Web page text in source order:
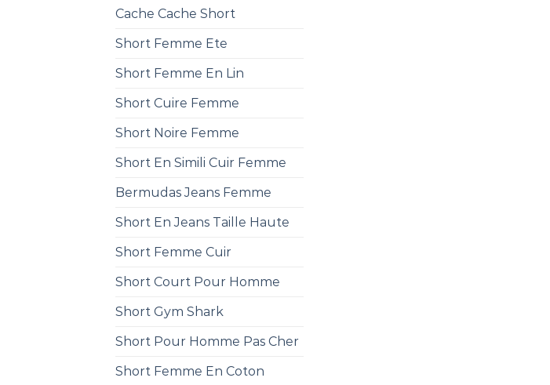
Cache Cache Short
Short Femme Ete
Short Femme En Lin
Short Cuire Femme
Short Noire Femme
Short En Simili Cuir Femme
Bermudas Jeans Femme
Short En Jeans Taille Haute
Short Femme Cuir
Short Court Pour Homme
Short Gym Shark
Short Pour Homme Pas Cher
Short Femme En Coton